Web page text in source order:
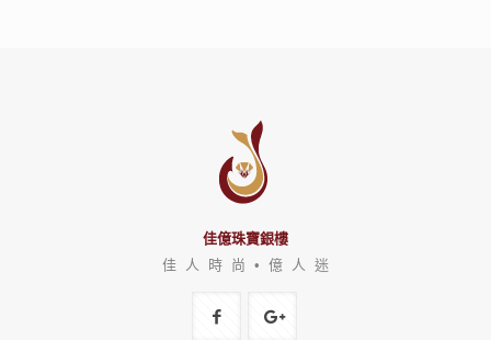
佳億珠寶銀樓
佳 人 時 尚 • 億 人 迷